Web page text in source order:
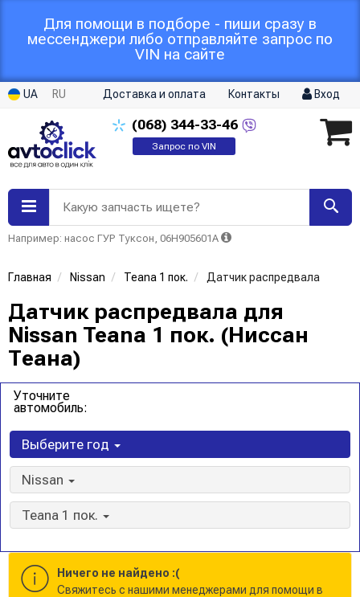
Для помощи в подборе - пиши сразу в
мессенджери либо отправляйте запрос по
VIN на сайте
UA RU Доставка и оплата Контакты Вход
(068) 344-33-46
Запрос по VIN
Какую запчасть ищете?
Например: насос ГУР Туксон, 06H905601A
Главная Nissan Teana 1 пок. Датчик распредвала
Датчик распредвала для
Nissan Teana 1 пок. (Ниссан
Теана)
Уточните
автомобиль:
Выберите год
Nissan
Teana 1 пок.
Ничего не найдено :(
Cвяжитесь с нашими менеджерами для помощи в